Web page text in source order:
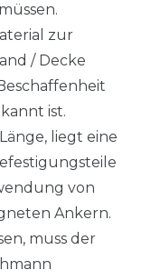
zur
/ Decke
ist.
liegt eine
von
Ankern.
muss der